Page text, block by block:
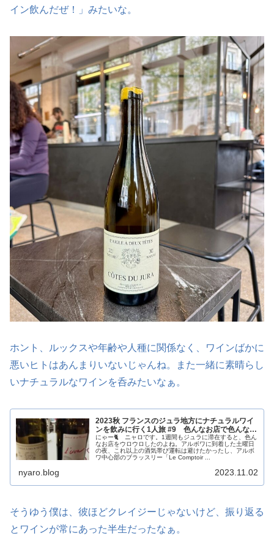
イン飲んだぜ！」みたいな。
ホント、ルックスや年齢や人種に関係なく、ワインばかに
悪いヒトはあんまりいないじゃんね。また一緒に素晴らし
いナチュラルなワインを呑みたいなぁ。
2023秋 フランスのジュラ地方にナチュラルワイ
ンを飲みに行く1人旅 #9 色んなお店で色んな…
にゃー🐈 ニャロです。1週間もジュラに滞在すると、色ん
なお店をウロウロしたのよね。アルボワに到着した土曜日
の夜、これ以上の酒気帯び運転は避けたかったし、アルボ
ワ中心部のブラッスリー「Le Comptoir ...
nyaro.blog 2023.11.02
そうゆう僕は、彼ほどクレイジーじゃないけど、振り返る
とワインが常にあった半生だったなぁ。